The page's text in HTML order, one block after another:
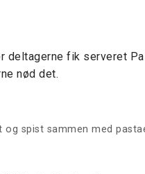
deltagerne fik serveret
nød det.
spist sammen med